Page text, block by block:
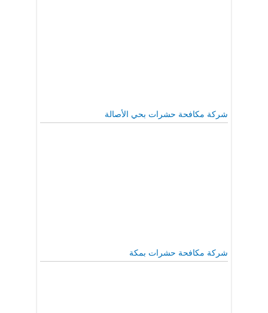
شركة مكافحة حشرات بحي الأصالة
شركة مكافحة حشرات بمكة